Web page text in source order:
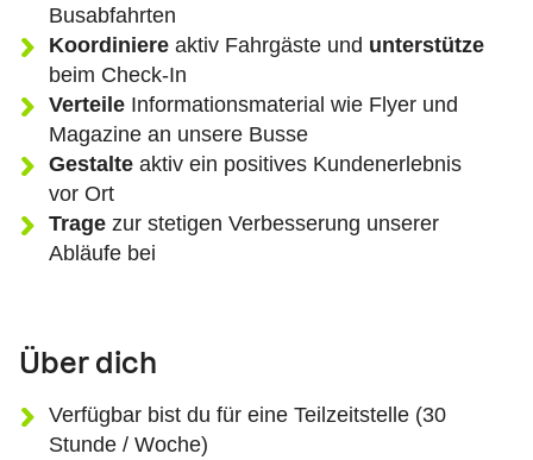
Busabfahrten
Koordiniere aktiv Fahrgäste und unterstütze
beim Check-In
Verteile Informationsmaterial wie Flyer und
Magazine an unsere Busse
Gestalte aktiv ein positives Kundenerlebnis
vor Ort
Trage zur stetigen Verbesserung unserer
Abläufe bei
Über dich
Verfügbar bist du für eine Teilzeitstelle (30
Stunde / Woche)